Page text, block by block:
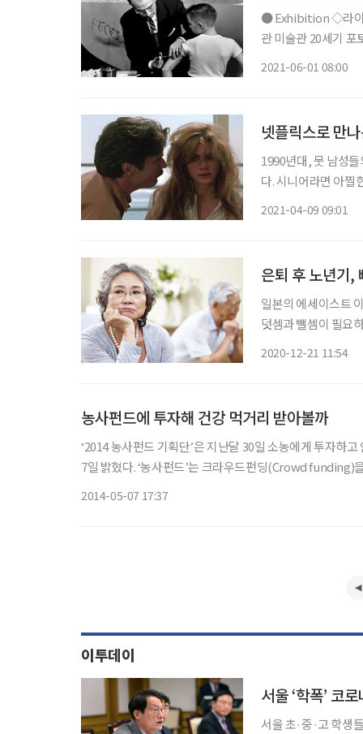
● Exhibition ◇라이프 사진전 : 더 라스트 프린트 일정 5월 11일~8월 21일 장소 세종문화회
관 미술관 20세기 포
2021-06-01 08:00
넷플릭스로 만
1990년대, 뭇 남성들
다. 시니어라면 아찔
2021-04-09 09:01
은퇴 후 노년기,
일본의 에세이스트
덧셈과 뺄셈이 필요
2020-12-21 11:54
농사펀드에 투자해 건강 먹거리 받아볼까
‘2014 농사펀드 기획단’은 지난달 30일 소농에게 투자하
7일 밝혔다. ‘농사펀드’는 크라우드펀딩(Crowd funding)을 통해 투자자를 모집해 농부에게 필요한 영농자금을 보장하는 플랫폼
2014-05-07 17:37
이투데이
서울 초·중·고 학생